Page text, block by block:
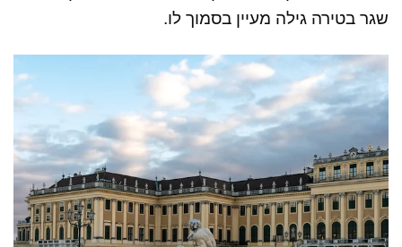
שגר בטירה גילה מעיין בסמוך לו.